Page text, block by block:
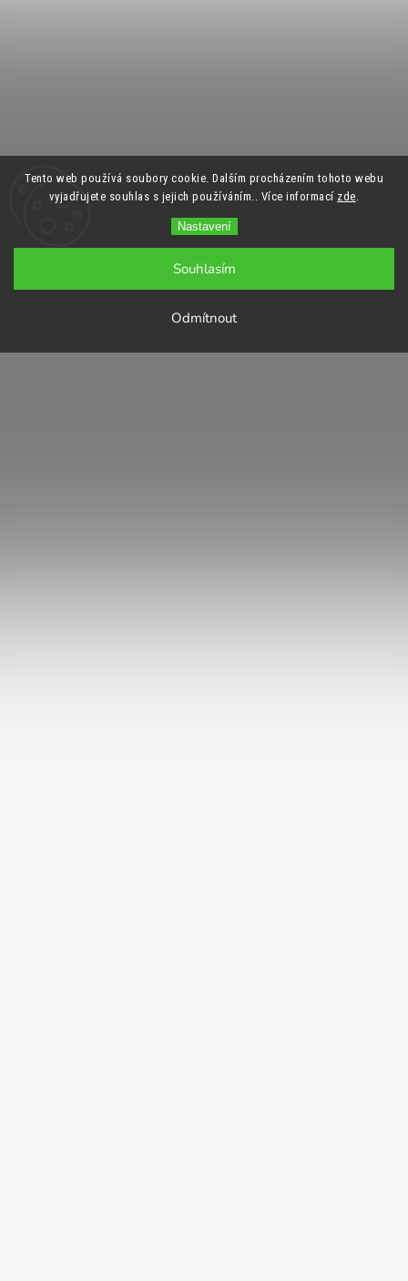
Tento web používá soubory cookie. Dalším procházením tohoto webu
vyjadřujete souhlas s jejich používáním.. Více informací zde.
Nastavení
Odmítnout
Souhlasím